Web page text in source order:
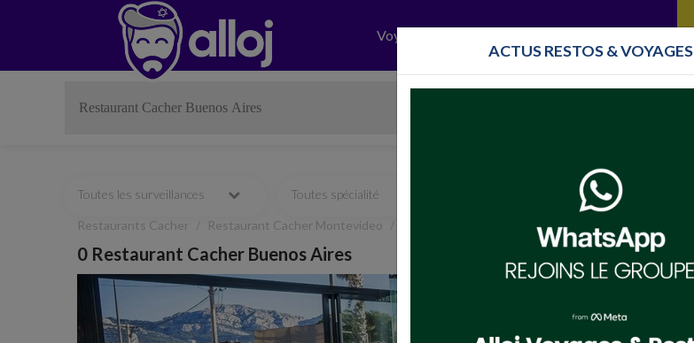
Voyages
Toutes les surveillances Toutes spécialité Bassari
Restaurants Cacher Restaurant Cacher Montevideo Restaurant Cacher Buenos Aires, São Paulo
0 Restaurant Cacher Buenos Aires
Previous
ACTUS RESTOS & VOYAGES